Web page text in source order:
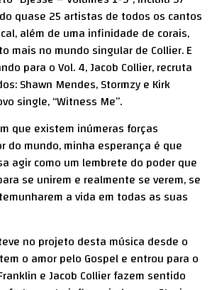
quase 25 artistas de todos os cantos
além de uma infinidade de corais,
mais no mundo singular de Collier. E
para o Vol. 4, Jacob Collier, recruta
Shawn Mendes, Stormzy e Kirk
single, “Witness Me”.
que existem inúmeras forças
do mundo, minha esperança é que
agir como um lembrete do poder que
se unirem e realmente se verem, se
a vida em todas as suas
no projeto desta música desde o
o amor pelo Gospel e entrou para o
e Jacob Collier fazem sentido